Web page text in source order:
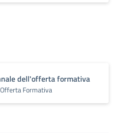
dell'offerta formativa
Formativa